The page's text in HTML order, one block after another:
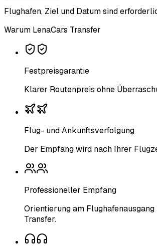
Flughafen, Ziel und Datum sind
Warum LenaCars Transfer
Festpreisgarantie
Klarer Routenpreis ohne
Flug- und Ankunftsverfolgung
Der Empfang wird nach Ihrer
Professioneller Empfang
Orientierung am
Transfer.